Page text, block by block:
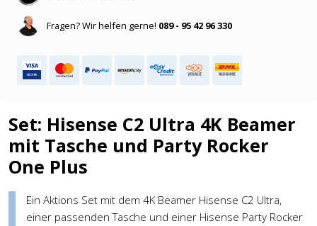
Fragen? Wir helfen gerne! 089 - 95 42 96 330
Set: Hisense C2 Ultra 4K Beamer
mit Tasche und Party Rocker
One Plus
Ein Aktions Set mit dem 4K Beamer Hisense C2 Ultra,
einer passenden Tasche und einer Hisense Party Rocker